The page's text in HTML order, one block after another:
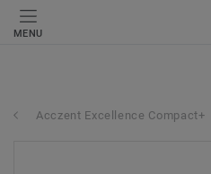
MENU
Acczent Excellence Compact+